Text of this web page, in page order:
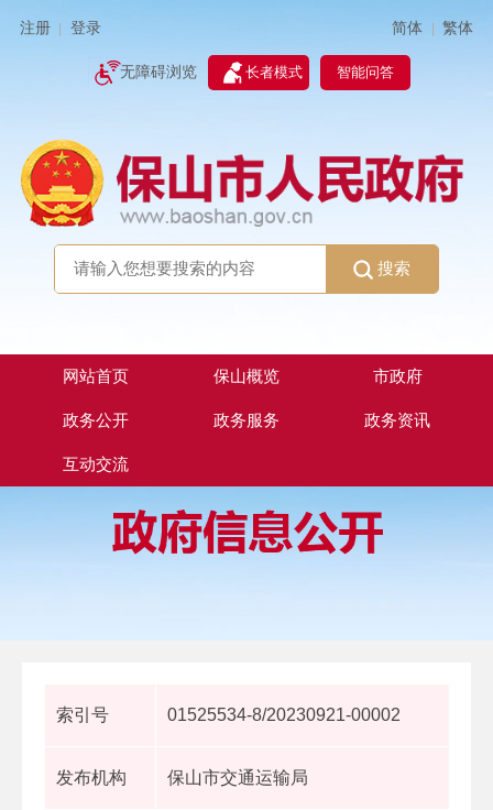
注册 登录 简体 | 繁体
无障碍浏览 长者模式 智能问答
搜索
网站首页 保山概览 市政府
政务公开 政务服务 政务资讯
互动交流
索引号 01525534-8/20230921-00002
发布机构 保山市交通运输局